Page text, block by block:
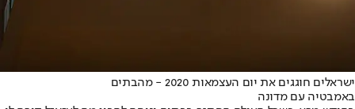
ישראלים חוגגים את יום העצמאות 2020 - מהבתים
באמבטיה עם מדונה